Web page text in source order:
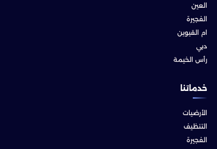
العين
الفجيرة
ام القيوين
دبي
رأس الخيمة
خدماتنا
الأرضيات
التنظيف
الفجيرة